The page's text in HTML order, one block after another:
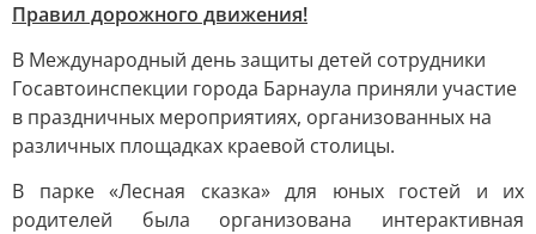
Правил дорожного движения!
В Международный день защиты детей сотрудники
Госавтоинспекции города Барнаула приняли участие
в праздничных мероприятиях, организованных на
различных площадках краевой столицы.
В парке «Лесная сказка» для юных гостей и их
родителей была организована интерактивная